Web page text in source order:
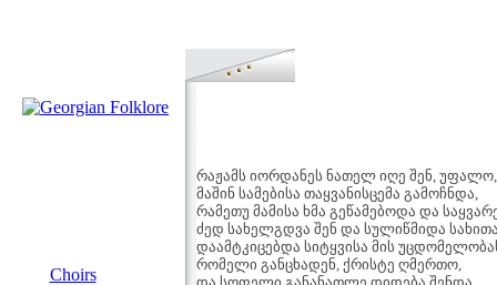
Choirs
რაჟამს იორდანეს ნათელ იღე შენ, უფალო,
მაშინ სამებისა თაყვანისცემა გამოჩნდა,
რამეთუ მამისა ხმა გეწამებოდა და
ძედ სახელგდვა შენ და სულიწმიდა
დაამტკიცებდა სიტყვისა მის
რომელი განცხადენ, ქრისტე ღმერთო,